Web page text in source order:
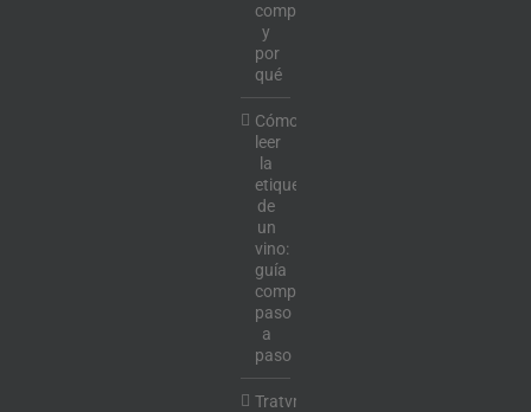
comprar
y
por
qué
Cómo
leer
la
etiqueta
de
un
vino:
guía
completa
paso
a
paso
Tratvm: